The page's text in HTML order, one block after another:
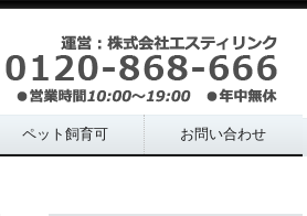
ペット飼育可 お問い合わせ